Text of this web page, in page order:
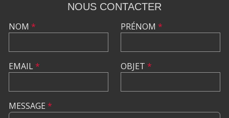
NOUS CONTACTER
NOM *
EMAIL*
PRÉNOM *
OBJET *
MESSAGE *